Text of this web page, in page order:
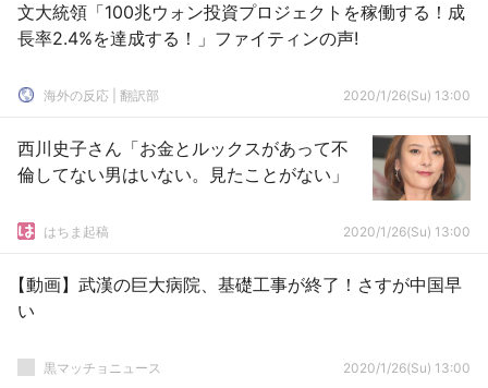
文大統領「100兆ウォン投資プロジェクトを稼働する！成
長率2.4%を達成する！」ファイティンの声!
海外の反応 | 翻訳部 2020/1/26(Su) 13:00
西川史子さん「お金とルックスがあって不
倫してない男はいない。見たことがない」
はちま起稿 2020/1/26(Su) 13:00
【動画】武漢の巨大病院、基礎工事が終了！さすが中国早
い
黒マッチョニュース 2020/1/26(Su) 13:00